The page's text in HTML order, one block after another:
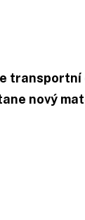
transportní
nový